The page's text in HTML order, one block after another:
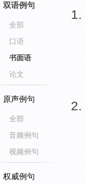
双语例句
全部
口语
书面语
论文
原声例句
全部
音频例句
视频例句
权威例句